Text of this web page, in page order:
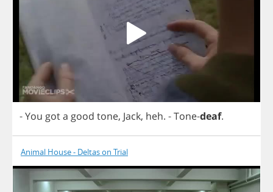
-You gota good tone, Jack, heh. -Tone-deaf.
Animal House - Deltas on Trial